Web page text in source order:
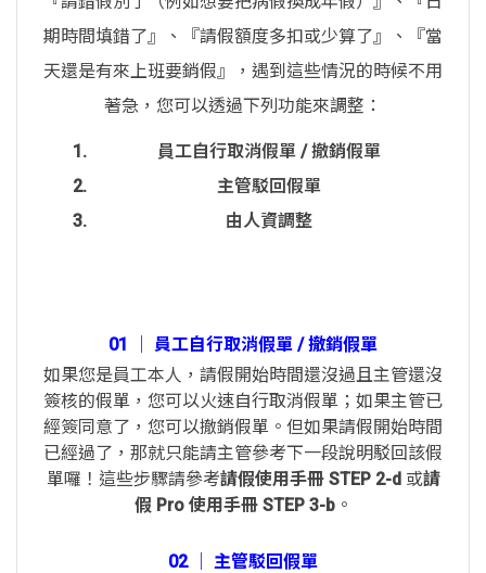
期時間填錯了』、『請假額度多扣或少算了』、『當
天還是有來上班要銷假』，遇到這些情況的時候不用
著急，您可以透過下列功能來調整：
員工自行取消假單 / 撤銷假單
主管駁回假單
由人資調整
01 │ 員工自行取消假單 / 撤銷假單
如果您是員工本人，請假開始時間還沒過且主管還沒
簽核的假單，您可以火速自行取消假單；如果主管已
經簽同意了，您可以撤銷假單。但如果請假開始時間
已經過了，那就只能請主管參考下一段說明駁回該假
單囉！這些步驟請參考請假使用手冊 STEP 2-d 或請
假 Pro 使用手冊 STEP 3-b。
02 │ 主管駁回假單